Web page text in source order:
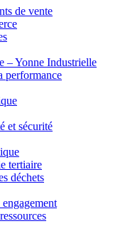
de vente
– Yonne Industrielle
performance
et sécurité
tertiaire
déchets